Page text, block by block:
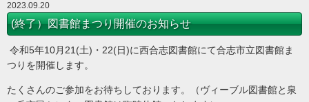
2023.09.20
(終了）図書館まつり開催のお知らせ
令和5年10月21(土)・22(日)に西合志図書館にて合志市立図書館ま
つりを開催します。
たくさんのご参加をお待ちしております。（ヴィーブル図書館と泉